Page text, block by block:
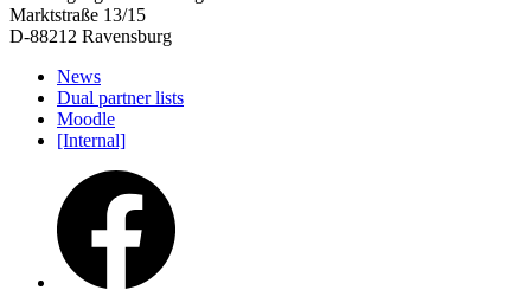
Marktstraße 13/15
D-88212 Ravensburg
News
Dual partner lists
Moodle
[Internal]